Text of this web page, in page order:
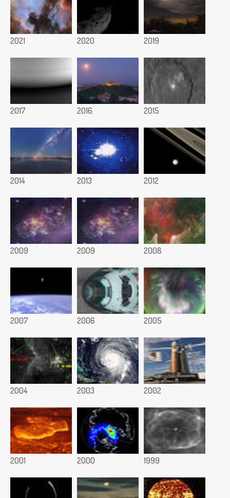
2021 2020 2019
2017 2016 2015
2014 2013 2012
2009 2009 2008
2007 2006 2005
2004 2003 2002
2001 2000 1999